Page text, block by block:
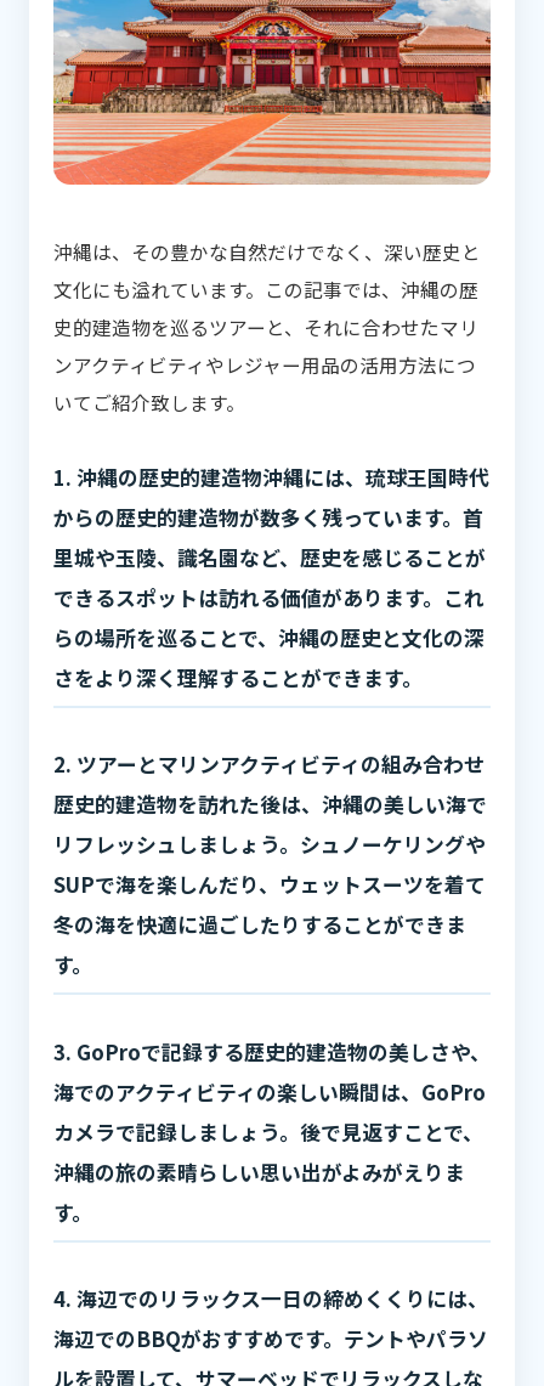
沖縄は、その豊かな自然だけでなく、深い歴史と
文化にも溢れています。この記事では、沖縄の歴
史的建造物を巡るツアーと、それに合わせたマリ
ンアクティビティやレジャー用品の活用方法につ
いてご紹介致します。
1. 沖縄の歴史的建造物沖縄には、琉球王国時代
からの歴史的建造物が数多く残っています。首
里城や玉陵、識名園など、歴史を感じることが
できるスポットは訪れる価値があります。これ
らの場所を巡ることで、沖縄の歴史と文化の深
さをより深く理解することができます。
2. ツアーとマリンアクティビティの組み合わせ
歴史的建造物を訪れた後は、沖縄の美しい海で
リフレッシュしましょう。シュノーケリングや
SUPで海を楽しんだり、ウェットスーツを着て
冬の海を快適に過ごしたりすることができま
す。
3. GoProで記録する歴史的建造物の美しさや、
海でのアクティビティの楽しい瞬間は、GoPro
カメラで記録しましょう。後で見返すことで、
沖縄の旅の素晴らしい思い出がよみがえりま
す。
4. 海辺でのリラックス一日の締めくくりには、
海辺でのBBQがおすすめです。テントやパラソ
ルを設置して、サマーベッドでリラックスしな